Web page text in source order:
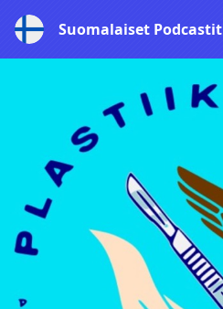
Suomalaiset Podcastit